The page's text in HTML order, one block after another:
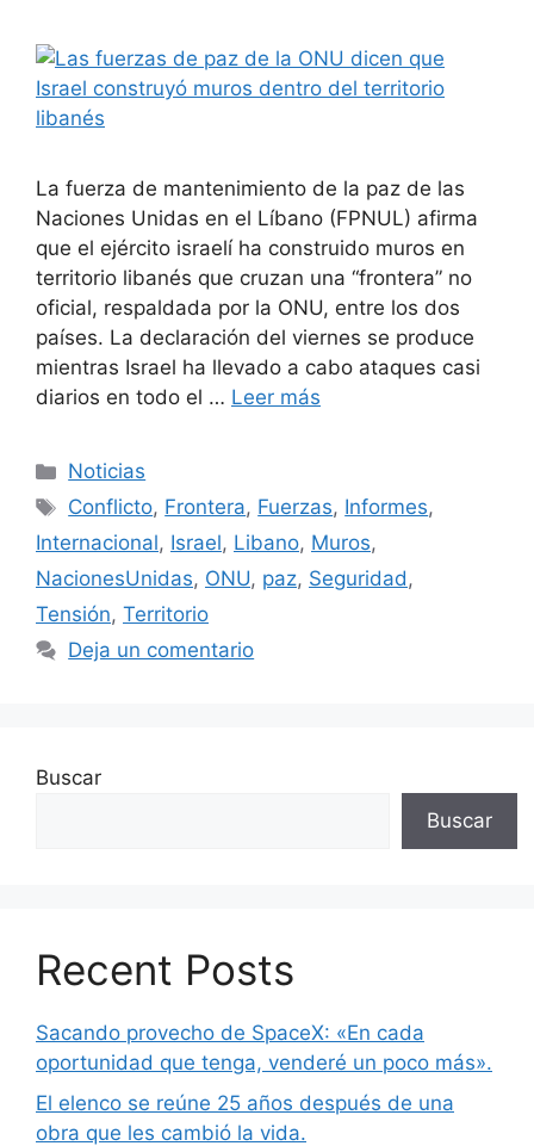
La fuerza de mantenimiento de la paz de las
Naciones Unidas en el Líbano (FPNUL) afirma
que el ejército israelí ha construido muros en
territorio libanés que cruzan una “frontera” no
oficial, respaldada por la ONU, entre los dos
países. La declaración del viernes se produce
mientras Israel ha llevado a cabo ataques casi
diarios en todo el … Leer más
Categorías
Noticias
Etiquetas
Conflicto, Frontera, Fuerzas, Informes,
Internacional, Israel, Libano, Muros,
NacionesUnidas, ONU, paz, Seguridad,
Tensión, Territorio
Deja un comentario
Buscar
Buscar
Recent Posts
Sacando provecho de SpaceX: «En cada
oportunidad que tenga, venderé un poco más».
El elenco se reúne 25 años después de una
obra que les cambió la vida.